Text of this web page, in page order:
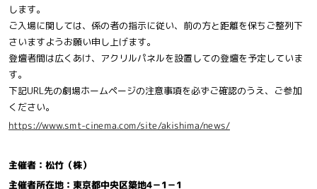
します。
ご入場に関しては、係の者の指示に従い、前の方と距離を保ちご整列下
さいますようお願い申し上げます。
登壇者間は広くあけ、アクリルパネルを設置しての登壇を予定していま
す。
下記URL先の劇場ホームページの注意事項を必ずご確認のうえ、ご参加
ください。
https://www.smt-cinema.com/site/akishima/news/
主催者：松竹（株）
主催者所在地：東京都中央区築地4－1－1